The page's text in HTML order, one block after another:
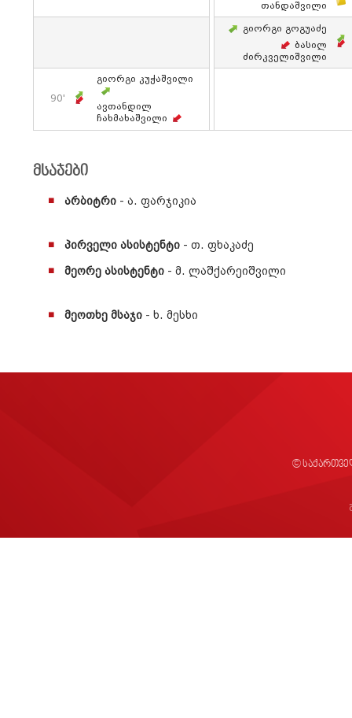
Თანდაშვილი
Გიორგი Გოგუაძე
Ბასილ
Ძირკველიშვილი
90'
Გიორგი Კუჭაშვილი
Ავთანდილ
Ჩახმახაშვილი
მსაჯები
არბიტრი - ა. ფარჯიკია
პირველი ასისტენტი - თ. ფხაკაძე
მეორე ასისტენტი - მ. ლაშქარეიშვილი
მეოთხე მსაჯი - ხ. მესხი
©